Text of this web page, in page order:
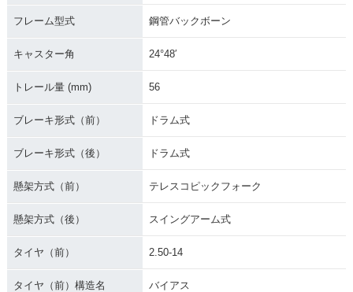
フレーム型式 鋼管バックボーン
キャスター角 24°48′
トレール量 (mm) 56
ブレーキ形式（前） ドラム式
ブレーキ形式（後） ドラム式
懸架方式（前） テレスコピックフォーク
懸架方式（後） スイングアーム式
タイヤ（前） 2.50-14
タイヤ（前）構造名 バイアス